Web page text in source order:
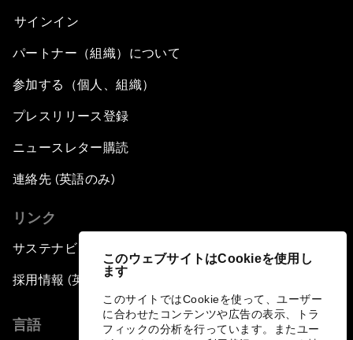
このウェブサイトはCookieを使用し
ます
このサイトではCookieを使って、ユーザー
に合わせたコンテンツや広告の表示、トラ
フィックの分析を行っています。またユー
サインイン
パートナー（組織）について
参加する（個人、組織）
プレスリリース登録
ニュースレター購読
連絡先 (英語のみ)
リンク
サステナビリティへの取り組み
採用情報 (英語のみ)
言語